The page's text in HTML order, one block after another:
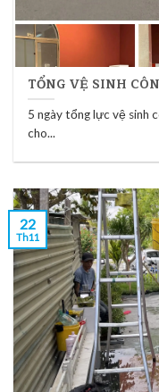
TỔNG VỆ SINH
5 ngày tổng lực vệ sinh
cho...
22
Th11